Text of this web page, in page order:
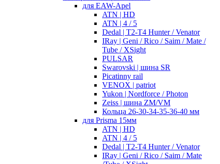
для EAW-Apel
ATN | HD
ATN | 4 / 5
Dedal | T2-T4 Hunter / Venator
IRay | Geni / Rico / Saim / Mate /
Tube / XSight
PULSAR
Swarovski | шина SR
Picatinny rail
VENOX | patriot
Yukon | Nordforce / Photon
Zeiss | шина ZM/VM
Кольца 26-30-34-35-36-40 мм
для Prisma 15мм
ATN | HD
ATN | 4 / 5
Dedal | T2-T4 Hunter / Venator
IRay | Geni / Rico / Saim / Mate